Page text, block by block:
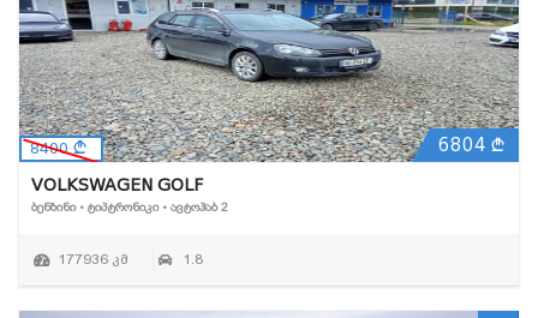
8400 6804
VOLKSWAGEN GOLF
ᲑᲔᲜᲖᲘᲜᲘ • ᲢᲘᲞᲢᲠᲝᲜᲘᲙᲘ • ᲐᲕᲢᲝᲰᲐᲑ 2
177936 კმ 1.8